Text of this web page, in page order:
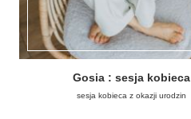
Gosia : sesja kobieca
sesja kobieca z okazji urodzin